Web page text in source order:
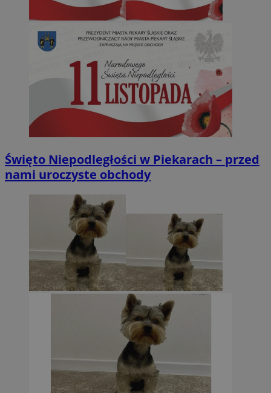
Święto Niepodległości w Piekarach – przed
nami uroczyste obchody